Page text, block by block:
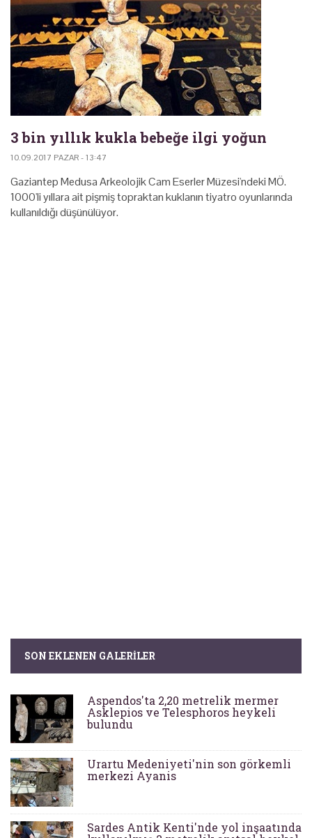
3 bin yıllık kukla bebeğe ilgi yoğun
10.09.2017 PAZAR - 13:47
Gaziantep Medusa Arkeolojik Cam Eserler Müzesi'ndeki MÖ.
1000'li yıllara ait pişmiş topraktan kuklanın tiyatro oyunlarında
kullanıldığı düşünülüyor.
SON EKLENEN GALERILER
Aspendos'ta 2,20 metrelik mermer
Asklepios ve Telesphoros heykeli
bulundu
Urartu Medeniyeti'nin son görkemli
merkezi Ayanis
Sardes Antik Kenti'nde yol inşaatında